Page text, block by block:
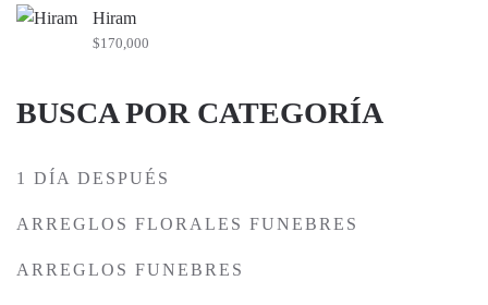
Hiram
$170,000
BUSCA POR CATEGORÍA
1 DÍA DESPUÉS
ARREGLOS FLORALES FUNEBRES
ARREGLOS FUNEBRES